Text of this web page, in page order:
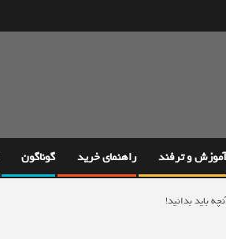
آموزش و ترفند راهنمای خرید گوناگون
باید بدانید!